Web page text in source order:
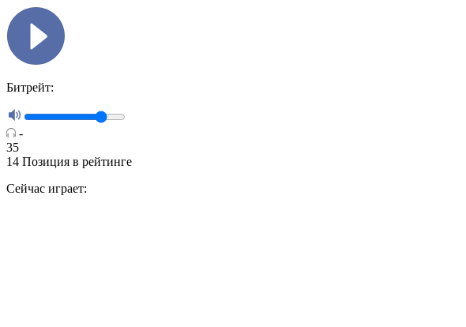
Битрейт:
-
35
14 Позиция в рейтинге
Сейчас играет: